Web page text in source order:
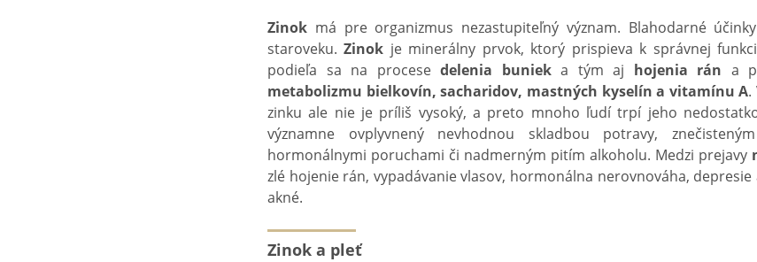
Zinok má pre organizmus nezastupiteľný význam. Blahodarné
staroveku.Zinok je minerálny prvok, ktorý prispieva k správnej
podieľa sa na procese delenia bunieka tým aj hojenia rán a
metabolizmu bielkovín, sacharidov, mastných kyselín a vitamínu A.
zinku ale nie je príliš vysoký, a preto mnoho ľudí trpí jeho
významne ovplyvnený nevhodnou skladbou potravy,
hormonálnymi poruchami či nadmerným pitím alkoholu. Medzi prejavy
zlé hojenie rán, vypadávanie vlasov, hormonálna nerovnováha,
akné.
Zinok a pleť